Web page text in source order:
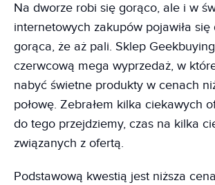
Na dworze robi się gorąco, ale i w
internetowych zakupów pojawiła się
gorąca, że aż pali. Sklep
czerwcową mega wyprzedaż, w
nabyć świetne produkty w cenach
połowę. Zebrałem kilka ciekawych
do tego przejdziemy, czas na kilka
związanych z ofertą.
Podstawową kwestią jest niższa